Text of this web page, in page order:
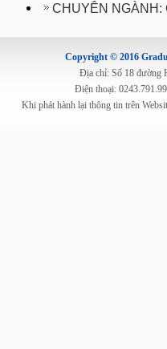
CHUYÊN NGÀNH:
Copyright © 2016
Địa chỉ: Số 18 đường
Điện thoại:
Khi phát hành lại thông tin trên